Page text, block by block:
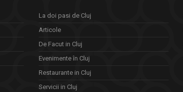
La doi pasi de Cluj
Articole
De Facut in Cluj
Evenimente în Cluj
Restaurante in Cluj
Servicii in Cluj